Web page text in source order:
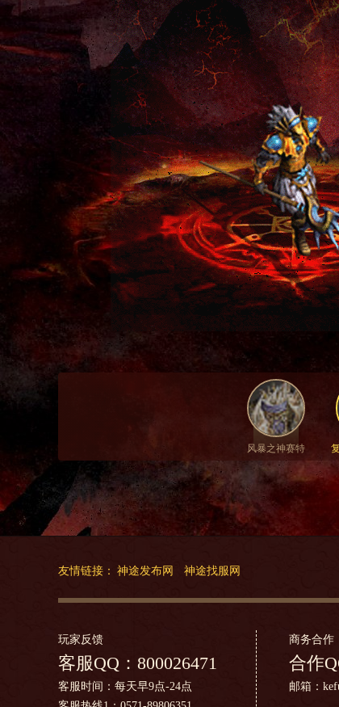
风暴之神赛特
友情链接： 神途发布网 神途找服网
玩家反馈
客服QQ： 800026471
客服时间：每天早9点-24点
商务合作
合作
邮箱：